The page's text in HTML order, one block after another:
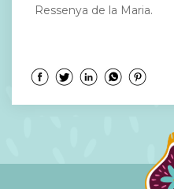
Ressenya de la Maria.